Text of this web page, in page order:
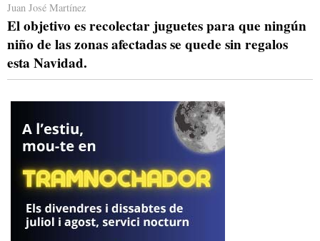
Juan José Martínez
El objetivo es recolectar juguetes para que ningún
niño de las zonas afectadas se quede sin regalos
esta Navidad.